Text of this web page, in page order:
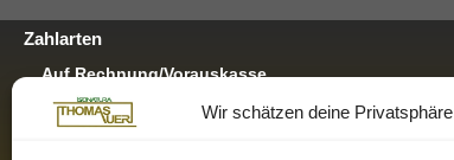
Wir schätzen deine Privatsphäre
Zahlarten
Auf Rechnung/Vorauskasse
Postschalter-Zahlung.
Für mehr Infos hier klicken